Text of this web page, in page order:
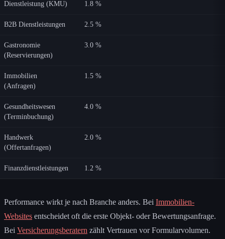
Dienstleistung (KMU) 1.8 %
B2B Dienstleistungen 2.5 %
Gastronomie
(Reservierungen)
3.0 %
Immobilien
(Anfragen)
1.5 %
Gesundheitswesen
(Terminbuchung)
4.0 %
Handwerk
(Offertanfragen)
2.0 %
Finanzdienstleistungen 1.2 %
Performance wirkt je nach Branche anders. Bei Immobilien-
Websites entscheidet oft die erste Objekt- oder Bewertungsanfrage.
Bei Versicherungsberatern zählt Vertrauen vor Formularvolumen.